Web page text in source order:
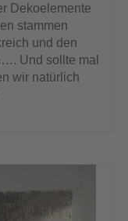
Dekoelemente
stammen
und den
Und sollte mal
wir natürlich